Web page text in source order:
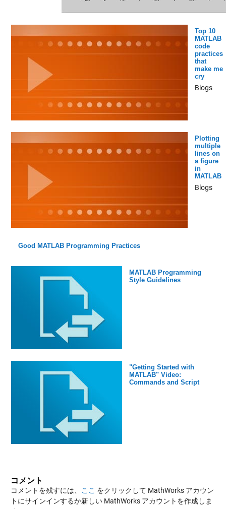
Top 10
MATLAB
code
practices
that
make me
cry
Blogs
Plotting
multiple
lines on
a figure
in
MATLAB
Blogs
Good MATLAB Programming Practices
MATLAB Programming
Style Guidelines
"Getting Started with
MATLAB" Video:
Commands and Script
コメント
コメントを残すには、 ここ をクリックして MathWorks アカウン
トにサインインするか新しい MathWorks アカウントを作成しま